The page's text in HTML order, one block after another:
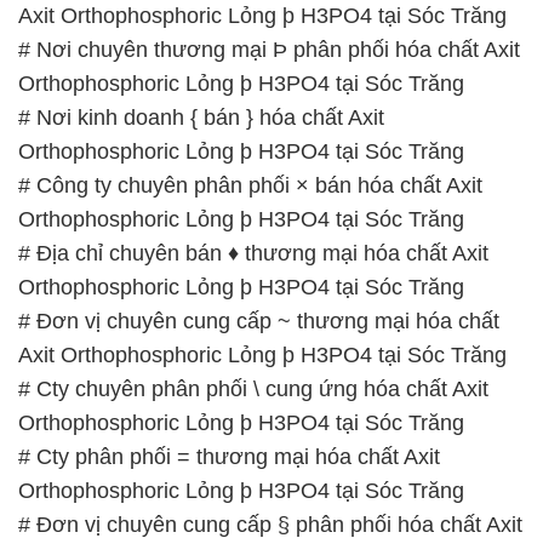
Axit Orthophosphoric Lỏng þ H3PO4 tại Sóc Trăng
# Nơi chuyên thương mại Þ phân phối hóa chất Axit
Orthophosphoric Lỏng þ H3PO4 tại Sóc Trăng
# Nơi kinh doanh { bán } hóa chất Axit
Orthophosphoric Lỏng þ H3PO4 tại Sóc Trăng
# Công ty chuyên phân phối × bán hóa chất Axit
Orthophosphoric Lỏng þ H3PO4 tại Sóc Trăng
# Địa chỉ chuyên bán ♦ thương mại hóa chất Axit
Orthophosphoric Lỏng þ H3PO4 tại Sóc Trăng
# Đơn vị chuyên cung cấp ~ thương mại hóa chất
Axit Orthophosphoric Lỏng þ H3PO4 tại Sóc Trăng
# Cty chuyên phân phối \ cung ứng hóa chất Axit
Orthophosphoric Lỏng þ H3PO4 tại Sóc Trăng
# Cty phân phối = thương mại hóa chất Axit
Orthophosphoric Lỏng þ H3PO4 tại Sóc Trăng
# Đơn vị chuyên cung cấp § phân phối hóa chất Axit